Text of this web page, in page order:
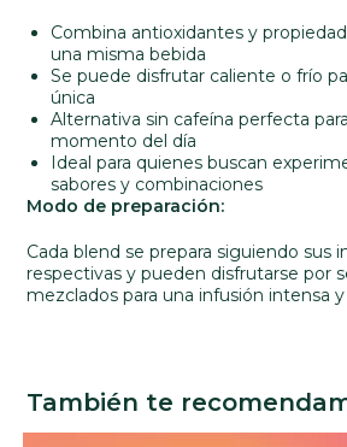
Combina antioxidantes y
una misma bebida
Se puede disfrutar caliente o frío
única
Alternativa sin cafeína perfecta
momento del día
Ideal para quienes buscan
sabores y combinaciones
Modo de preparación:
Cada blend se prepara siguiendo sus
respectivas y pueden disfrutarse por
mezclados para una infusión intensa y
También te